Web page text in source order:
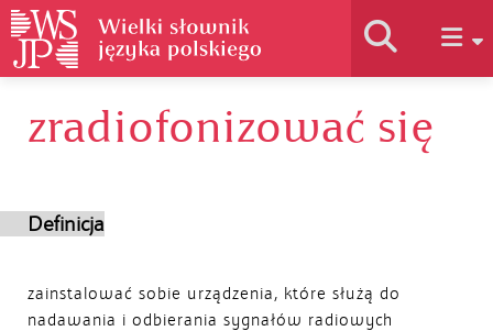
Historia słownika
zradiofonizować się
Definicja
zainstalować sobie urządzenia, które służą do
nadawania i odbierania sygnałów radiowych